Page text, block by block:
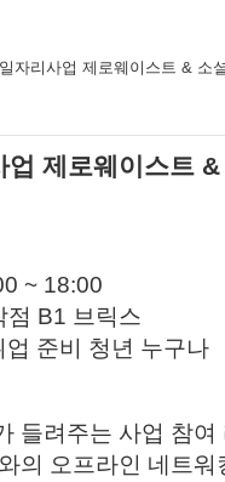
자리사업 제로웨이스트 & 소
제로웨이스트
~ 18:00
점 B1 브릭스
준비 청년 누구나
들려주는 사업 참여
의 오프라인 네트워